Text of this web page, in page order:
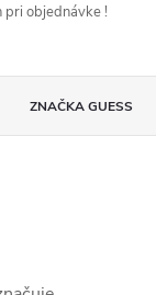
pri objednávke !
ZNAČKAGUESS